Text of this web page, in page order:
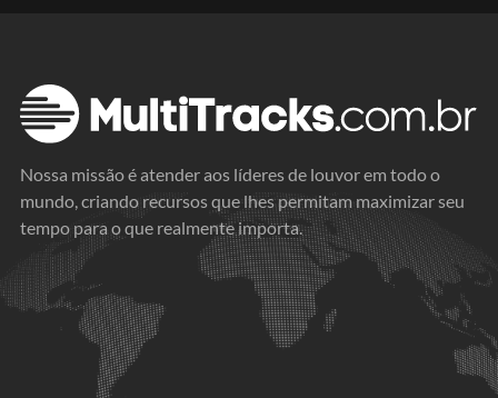
Nossa missão é atender aos líderes de louvor em todo o
mundo, criando recursos que lhes permitam maximizar seu
tempo para o que realmente importa.